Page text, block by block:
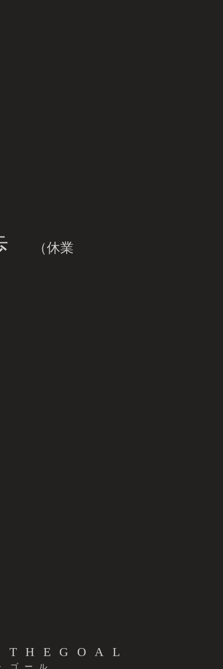
（休業
THEGOAL
ゴール